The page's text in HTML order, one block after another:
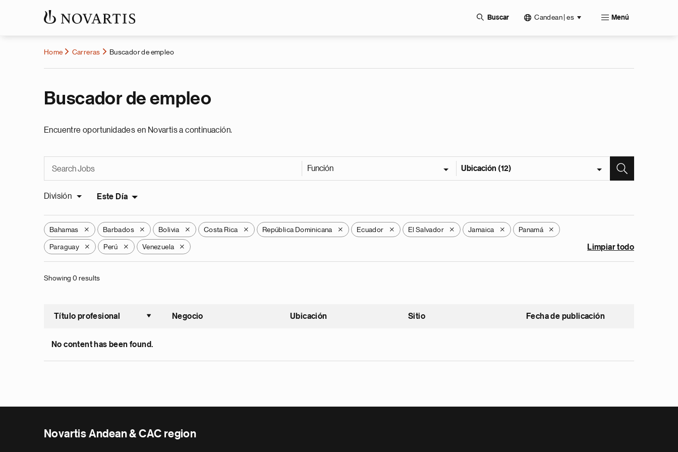
Buscar Candean | es Menú
Home Carreras Buscador de empleo
Buscador de empleo
Encuentre oportunidades en Novartis a continuación.
Función Ubicación (12)
División Este Día
Bahamas X Barbados X Bolivia X Costa Rica X República Dominicana X Ecuador X El Salvador X Jamaica X Panamá X
Paraguay X Perú X Venezuela X Limpiar todo
Showing 0 results
Título profesional
Ordenar ascendente
Negocio Ubicación Sitio Fecha de publicación
No content has been found.
Novartis Andean & CAC region